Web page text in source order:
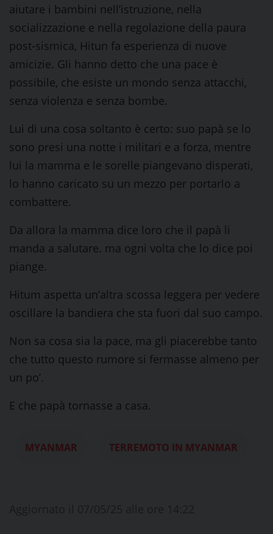
aiutare i bambini nell’istruzione, nella
socializzazione e nella regolazione della paura
post-sismica, Hitun fa esperienza di nuove
amicizie. Gli hanno detto che una pace è
possibile, che esiste un mondo senza attacchi,
senza violenza e senza bombe.
Lui di una cosa soltanto è certo: suo papà se lo
sono presi una notte i militari e a forza, mentre
lui la mamma e le sorelle piangevano disperati,
lo hanno caricato su un mezzo per portarlo a
combattere.
Da allora la mamma dice loro che il papà li
manda a salutare. ma ogni volta che lo dice poi
piange.
Hitum aspetta un’altra scossa leggera per vedere
oscillare la bandiera che sta fuori dal suo campo.
Non sa cosa sia la pace, ma gli piacerebbe tanto
che tutto questo rumore si fermasse almeno per
un po’.
E che papà tornasse a casa.
MYANMAR TERREMOTO IN MYANMAR